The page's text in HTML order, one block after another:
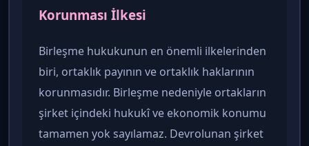
Korunması İlkesi
Birleşme hukukunun en önemli ilkelerinden
biri, ortaklık payının ve ortaklık haklarının
korunmasıdır. Birleşme nedeniyle ortakların
şirket içindeki hukukî ve ekonomik konumu
tamamen yok sayılamaz. Devrolunan şirket